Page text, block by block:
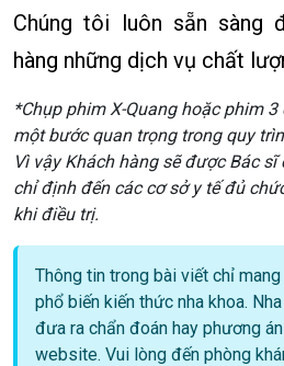
Chúng tôi luôn sẵn sàng
hàng những dịch vụ chất
*Chụp phim X-Quang hoặc phim 3
một bước quan trọng trong quy
Vì vậy Khách hàng sẽ được Bác
chỉ định đến các cơ sở y tế đủ
khi điều trị.
Thông tin trong bài viết chỉ
phổ biến kiến thức nha khoa.
đưa ra chẩn đoán hay phương
website. Vui lòng đến phòng